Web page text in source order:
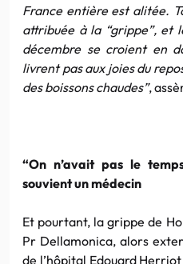
France entière est alitée.
attribuée à la “grippe”, et
décembre se croient en
livrent pas aux joies du
des boissons chaudes”,
“On n’avait pas le
souvient un médecin
Et pourtant, la grippe de
Pr Dellamonica, alors
de l’hôpital Edouard